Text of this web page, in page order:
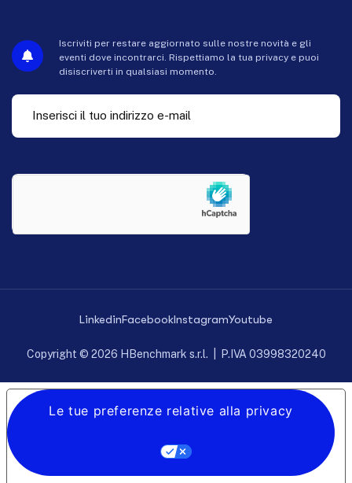
Iscriviti per restare aggiornato sulle nostre novità e gli
eventi dove incontrarci. Rispettiamo la tua privacy e puoi
disiscriverti in qualsiasi momento.
LinkedinFacebookInstagramYoutube
Copyright © 2026 HBenchmark s.r.l. | P.IVA 03998320240
Le tue preferenze relative alla privacy